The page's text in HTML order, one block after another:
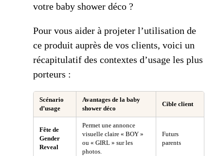
votre baby shower déco ?
Pour vous aider à projeter l’utilisation de
ce produit auprès de vos clients, voici un
récapitulatif des contextes d’usage les plus
porteurs :
Scénario
d’usage
Avantages de la baby
shower déco
Cible client
Fête de
Gender
Reveal
Permet une annonce
visuelle claire « BOY »
ou « GIRL » sur les
photos.
Futurs
parents